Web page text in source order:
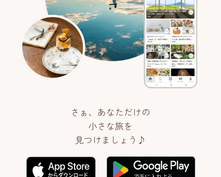
さぁ、あなただけの
小さな旅を
見つけましょう♪